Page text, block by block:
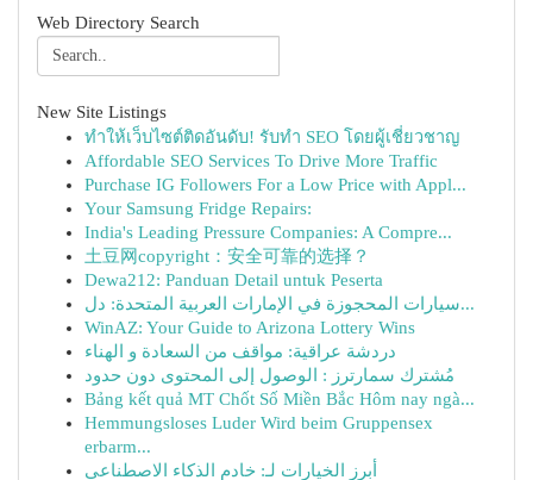
Web Directory Search
New Site Listings
ทำให้เว็บไซต์ติดอันดับ! รับทำ SEO โดยผู้เชี่ยวชาญ
Affordable SEO Services To Drive More Traffic
Purchase IG Followers For a Low Price with Appl...
Your Samsung Fridge Repairs:
India's Leading Pressure Companies: A Compre...
土豆网copyright：安全可靠的选择？
Dewa212: Panduan Detail untuk Peserta
سيارات المحجوزة في الإمارات العربية المتحدة: دل...
WinAZ: Your Guide to Arizona Lottery Wins
دردشة عراقية: مواقف من السعادة و الهناء
مُشترك سمارترز : الوصول إلى المحتوى دون حدود
Bảng kết quả MT Chốt Số Miền Bắc Hôm nay ngà...
Hemmungsloses Luder Wird beim Gruppensex
erbarm...
أبرز الخيارات لـ: خادم الذكاء الاصطناعي